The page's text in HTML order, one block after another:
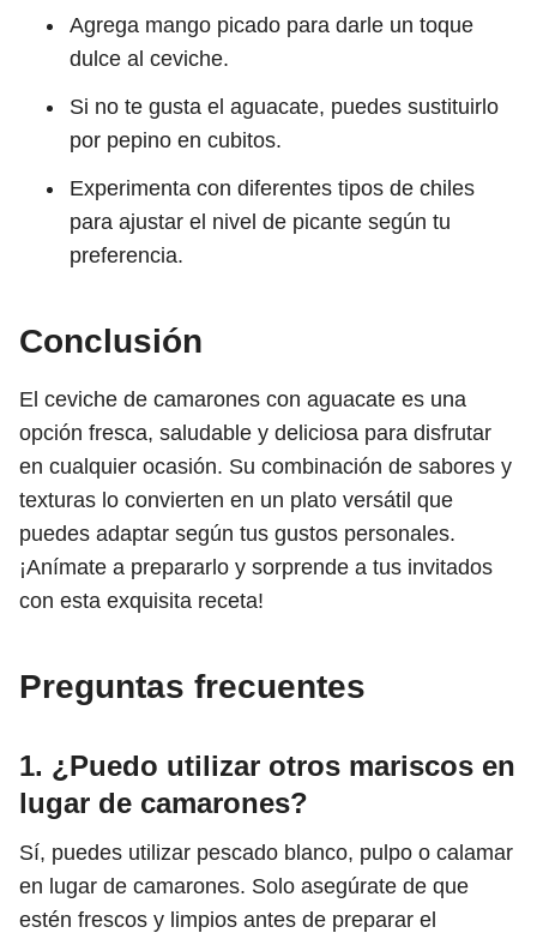
Agrega mango picado para darle un toque
dulce al ceviche.
Si no te gusta el aguacate, puedes sustituirlo
por pepino en cubitos.
Experimenta con diferentes tipos de chiles
para ajustar el nivel de picante según tu
preferencia.
Conclusión
El ceviche de camarones con aguacate es una
opción fresca, saludable y deliciosa para disfrutar
en cualquier ocasión. Su combinación de sabores y
texturas lo convierten en un plato versátil que
puedes adaptar según tus gustos personales.
¡Anímate a prepararlo y sorprende a tus invitados
con esta exquisita receta!
Preguntas frecuentes
1. ¿Puedo utilizar otros mariscos en
lugar de camarones?
Sí, puedes utilizar pescado blanco, pulpo o calamar
en lugar de camarones. Solo asegúrate de que
estén frescos y limpios antes de preparar el